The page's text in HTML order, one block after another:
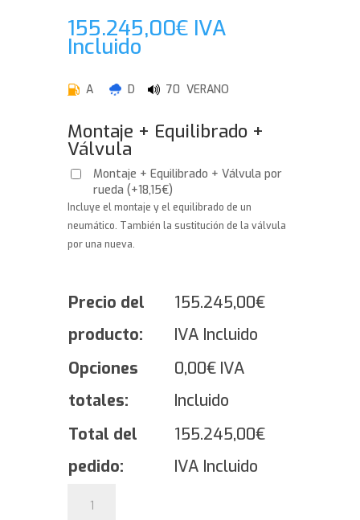
155.245,00€ IVA
Incluido
A D 70 VERANO
Montaje + Equilibrado +
Válvula
Montaje + Equilibrado + Válvula por
rueda(+18,15€)
Incluye el montaje y el equilibrado de un
neumático. También la sustitución de la válvula
por una nueva.
Precio del
producto:
155.245,00€
IVA Incluido
Opciones
totales:
0,00€ IVA
Incluido
Total del
pedido:
155.245,00€
IVA Incluido
GEOLANDAR